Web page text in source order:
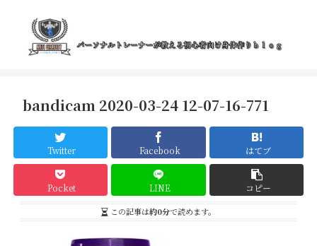
bandicam 2020-03-24 12-07-16-771
Twitter Facebook はてブ
Pocket LINE コピー
この記事は約0分で読めます。